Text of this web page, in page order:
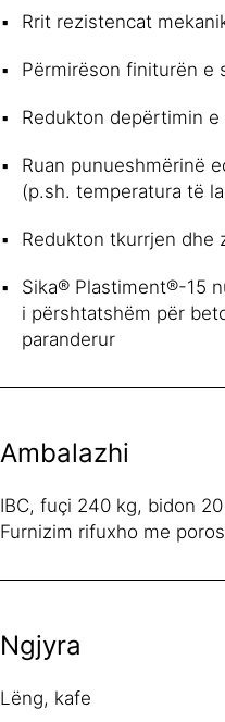
Rrit rezistencat
Përmirëson finiturën e
Redukton depërtimin e
Ruan punueshmërinë
(p.sh. temperatura të
Redukton tkurrjen dhe
Sika® Plastiment®-15
i përshtatshëm për
paranderur
Ambalazhi
IBC, fuçi 240 kg, bidon
Furnizim rifuxho me
Ngjyra
Lëng, kafe